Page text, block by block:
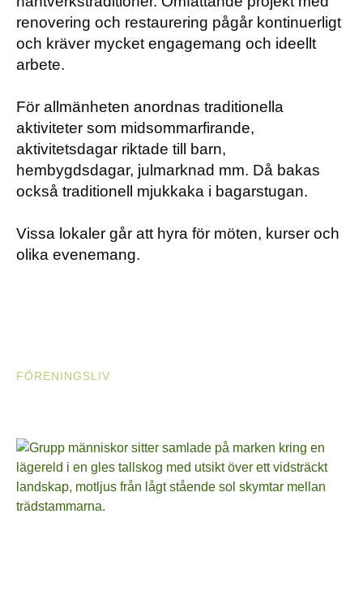
renovering och restaurering pågår kontinuerligt
och kräver mycket engagemang och ideellt
arbete.
För allmänheten anordnas traditionella
aktiviteter som midsommarfirande,
aktivitetsdagar riktade till barn,
hembygdsdagar, julmarknad mm. Då bakas
också traditionell mjukkaka i bagarstugan.
Vissa lokaler går att hyra för möten, kurser och
olika evenemang.
FÖRENINGSLIV